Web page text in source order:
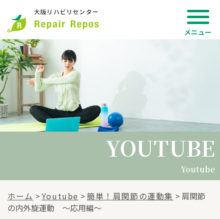
大阪リハビリセンター
YOUTUBE
YOUTUBE
Youtube
ホーム >Youtube > 簡単！肩関節の運動集 >肩関節
の内外旋運動 〜応用編〜